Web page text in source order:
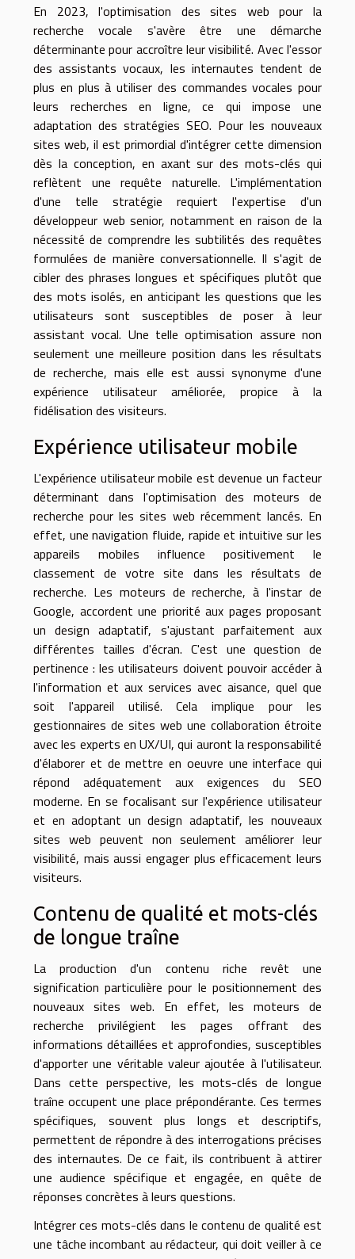
En 2023, l'optimisation des sites web pour la
recherche vocale s'avère être une démarche
déterminante pour accroître leur visibilité. Avec l'essor
des assistants vocaux, les internautes tendent de
plus en plus à utiliser des commandes vocales pour
leurs recherches en ligne, ce qui impose une
adaptation des stratégies SEO. Pour les nouveaux
sites web, il est primordial d'intégrer cette dimension
dès la conception, en axant sur des mots-clés qui
reflètent une requête naturelle. L'implémentation
d'une telle stratégie requiert l'expertise d'un
développeur web senior, notamment en raison de la
nécessité de comprendre les subtilités des requêtes
formulées de manière conversationnelle. Il s'agit de
cibler des phrases longues et spécifiques plutôt que
des mots isolés, en anticipant les questions que les
utilisateurs sont susceptibles de poser à leur
assistant vocal. Une telle optimisation assure non
seulement une meilleure position dans les résultats
de recherche, mais elle est aussi synonyme d'une
expérience utilisateur améliorée, propice à la
fidélisation des visiteurs.
Expérience utilisateur mobile
L'expérience utilisateur mobile est devenue un facteur
déterminant dans l'optimisation des moteurs de
recherche pour les sites web récemment lancés. En
effet, une navigation fluide, rapide et intuitive sur les
appareils mobiles influence positivement le
classement de votre site dans les résultats de
recherche. Les moteurs de recherche, à l'instar de
Google, accordent une priorité aux pages proposant
un design adaptatif, s'ajustant parfaitement aux
différentes tailles d'écran. C'est une question de
pertinence : les utilisateurs doivent pouvoir accéder à
l'information et aux services avec aisance, quel que
soit l'appareil utilisé. Cela implique pour les
gestionnaires de sites web une collaboration étroite
avec les experts en UX/UI, qui auront la responsabilité
d'élaborer et de mettre en oeuvre une interface qui
répond adéquatement aux exigences du SEO
moderne. En se focalisant sur l'expérience utilisateur
et en adoptant un design adaptatif, les nouveaux
sites web peuvent non seulement améliorer leur
visibilité, mais aussi engager plus efficacement leurs
visiteurs.
Contenu de qualité et mots-clés
de longue traîne
La production d'un contenu riche revêt une
signification particulière pour le positionnement des
nouveaux sites web. En effet, les moteurs de
recherche privilégient les pages offrant des
informations détaillées et approfondies, susceptibles
d'apporter une véritable valeur ajoutée à l'utilisateur.
Dans cette perspective, les mots-clés de longue
traîne occupent une place prépondérante. Ces termes
spécifiques, souvent plus longs et descriptifs,
permettent de répondre à des interrogations précises
des internautes. De ce fait, ils contribuent à attirer
une audience spécifique et engagée, en quête de
réponses concrètes à leurs questions.
Intégrer ces mots-clés dans le contenu de qualité est
une tâche incombant au rédacteur, qui doit veiller à ce